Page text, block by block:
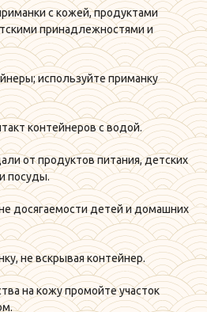
с кожей, продуктами
принадлежностями и
используйте приманку
контейнеров с водой.
от продуктов питания, детских
посуды.
досягаемости детей и домашних
не вскрывая контейнер.
на кожу промойте участок